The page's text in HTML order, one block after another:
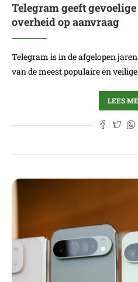
Telegram geeft
overheid op aanvraag
Telegram is in de afgelopen
van de meest populaire en
LEES